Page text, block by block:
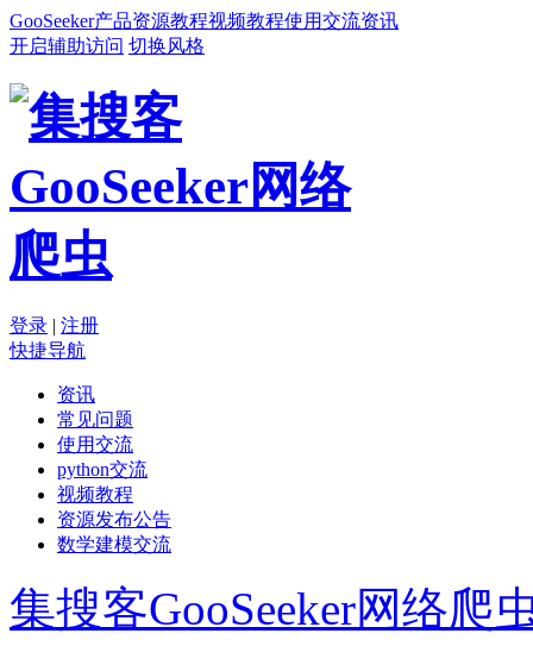
GooSeeker产品资源教程视频教程使用交流资讯
开启辅助访问 切换风格
登录 | 注册
快捷导航
资讯
常见问题
使用交流
python交流
视频教程
资源发布公告
数学建模交流
集搜客GooSeeker网络爬